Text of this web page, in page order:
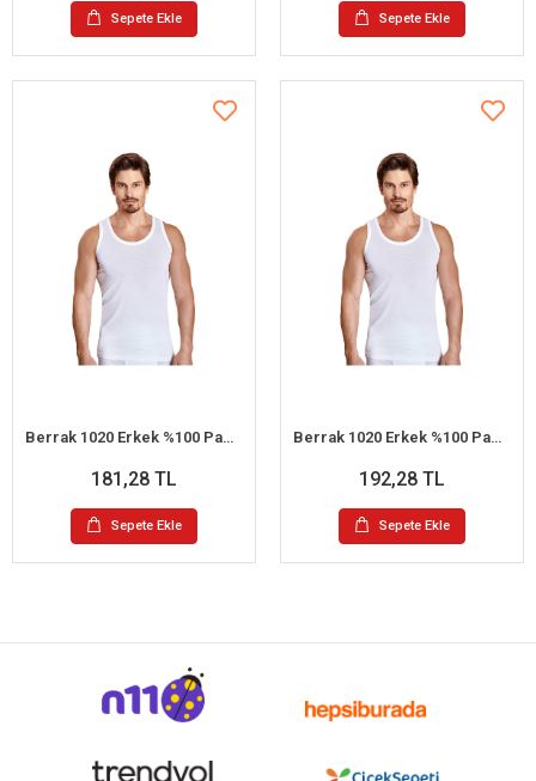
Sepete Ekle Sepete Ekle
Berrak 1020 Erkek %100 Pamuk Büyük Beden Askılı Atlet 3XL
181,28 TL
Sepete Ekle
Berrak 1020 Erkek %100 Pamuk Büyük Beden Askılı Atlet 4XL
192,28 TL
Sepete Ekle